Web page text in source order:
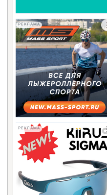
РЕКЛАМА
РЕКЛАМА